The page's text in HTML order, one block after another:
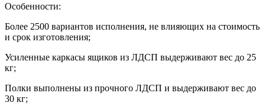
Особенности:
Более 2500 вариантов исполнения, не влияющих на стоимость
и срок изготовления;
Усиленные каркасы ящиков из ЛДСП выдерживают вес до 25
кг;
Полки выполнены из прочного ЛДСП и выдерживают вес до
30 кг;